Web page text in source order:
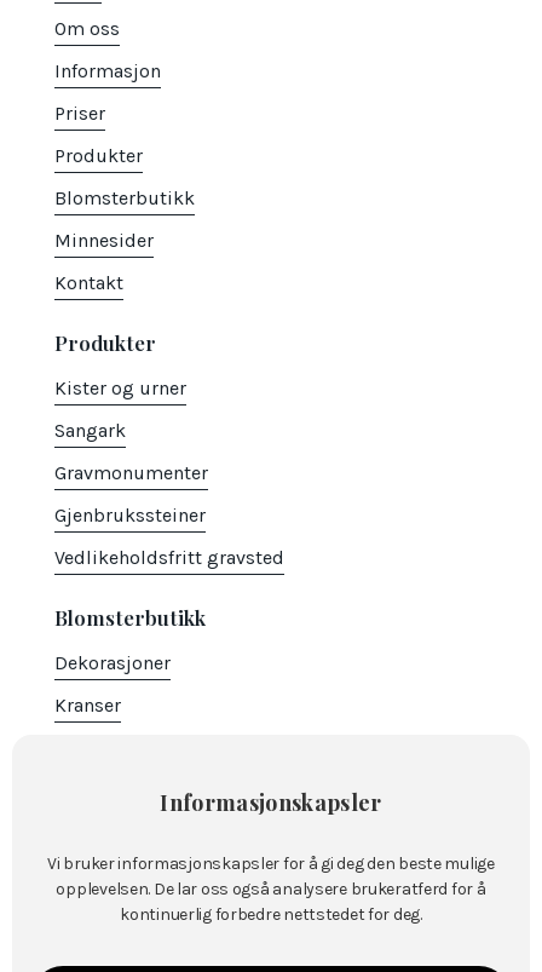
Informasjonskapsler
Vi bruker informasjonskapsler for å gi deg den beste mulige
opplevelsen. De lar oss også analysere brukeratferd for å
kontinuerlig forbedre nettstedet for deg.
Om oss
Informasjon
Priser
Produkter
Blomsterbutikk
Minnesider
Kontakt
Produkter
Kister og urner
Sangark
Gravmonumenter
Gjenbrukssteiner
Vedlikeholdsfritt gravsted
Blomsterbutikk
Dekorasjoner
Kranser
Bårebuketter
Bestill blomster
Versebok